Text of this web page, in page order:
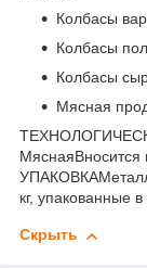
Колбасы
Колбасы
Колбасы
Мясная
МяснаяВносится
кг, упакованные
Скрыть